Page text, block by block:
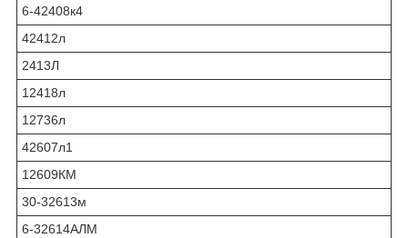
6-42408к4
42412л
2413Л
12418л
12736л
42607л1
12609КМ
30-32613м
6-32614АЛМ